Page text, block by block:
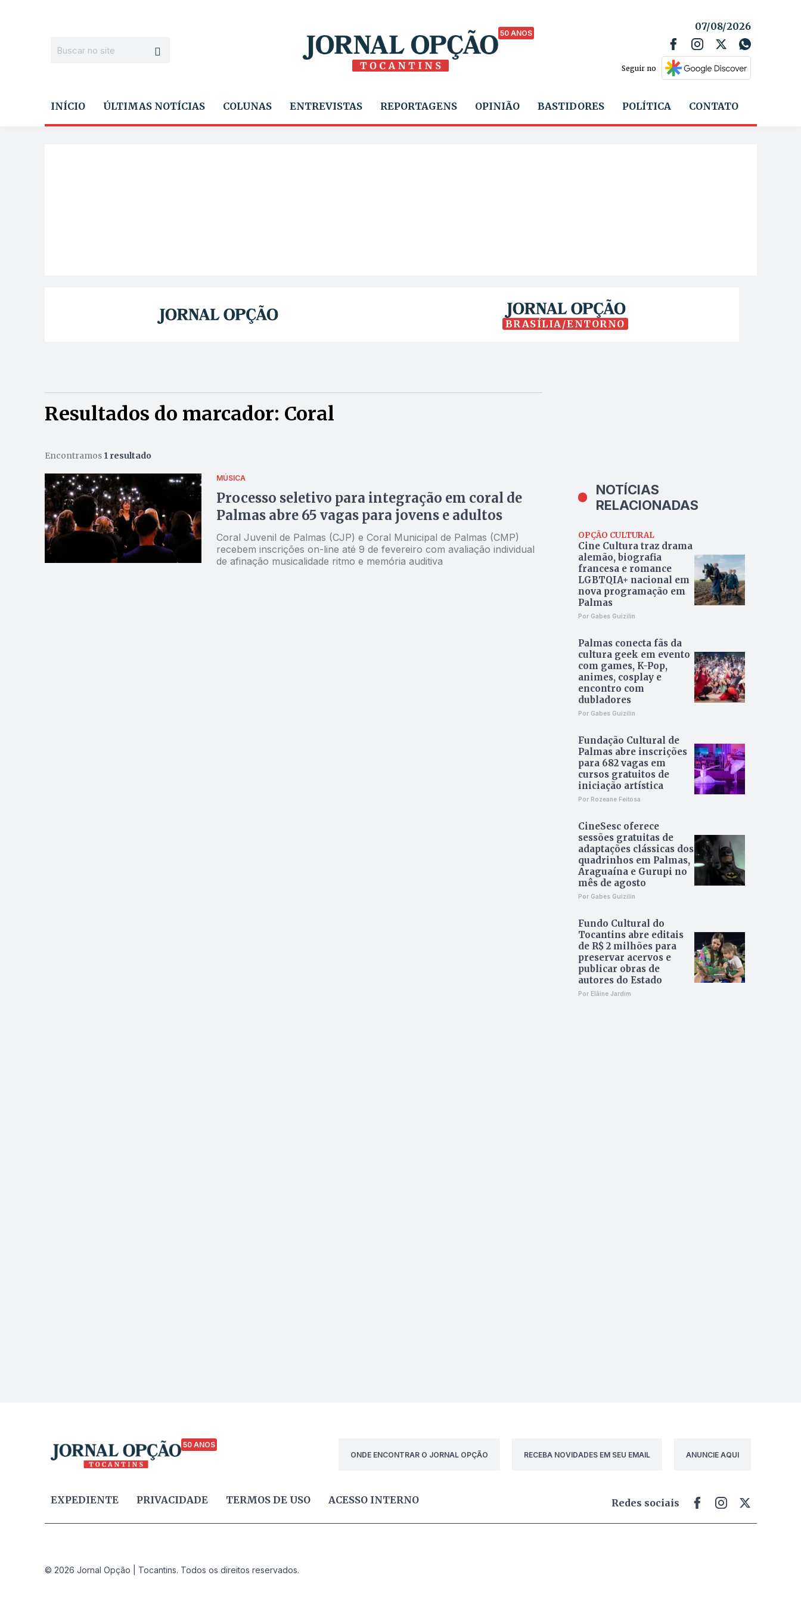
50 ANOS
07/08/2026
Seguir no
INÍCIO ÚLTIMAS NOTÍCIAS COLUNAS ENTREVISTAS REPORTAGENS OPINIÃO BASTIDORES POLÍTICA CONTATO
BRASÍLIA/ENTORNO
Resultados do marcador: Coral
Encontramos 1 resultado
MÚSICA
Processo seletivo para integração em coral de
Palmas abre 65 vagas para jovens e adultos
Coral Juvenil de Palmas (CJP) e Coral Municipal de Palmas (CMP)
recebem inscrições on-line até 9 de fevereiro com avaliação individual
de afinação musicalidade ritmo e memória auditiva
NOTÍCIAS
RELACIONADAS
OPÇÃO CULTURAL
Cine Cultura traz drama
alemão, biografia
francesa e romance
LGBTQIA+ nacional em
nova programação em
Palmas
Por Gabes Guizilin
Palmas conecta fãs da
cultura geek em evento
com games, K-Pop,
animes, cosplay e
encontro com
dubladores
Por Gabes Guizilin
Fundação Cultural de
Palmas abre inscrições
para 682 vagas em
cursos gratuitos de
iniciação artística
Por Rozeane Feitosa
CineSesc oferece
sessões gratuitas de
adaptações clássicas dos
quadrinhos em Palmas,
Araguaína e Gurupi no
mês de agosto
Por Gabes Guizilin
Fundo Cultural do
Tocantins abre editais
de R$ 2 milhões para
preservar acervos e
publicar obras de
autores do Estado
Por Elâine Jardim
50 ANOS
ONDE ENCONTRAR O JORNAL OPÇÃO
RECEBA NOVIDADES EM SEU EMAIL ANUNCIE AQUI
EXPEDIENTE PRIVACIDADE TERMOS DE USO ACESSO INTERNO Redes sociais
© 2026 Jornal Opção | Tocantins. Todos os direitos reservados.